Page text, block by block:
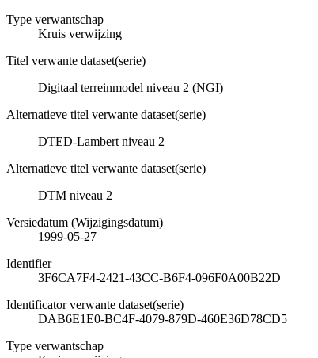
Type verwantschap
Kruis verwijzing
Titel verwante dataset(serie)
Digitaal terreinmodel niveau 2 (NGI)
Alternatieve titel verwante dataset(serie)
DTED-Lambert niveau 2
Alternatieve titel verwante dataset(serie)
DTM niveau 2
Versiedatum (Wijzigingsdatum)
1999-05-27
Identifier
3F6CA7F4-2421-43CC-B6F4-096F0A00B22D
Identificator verwante dataset(serie)
DAB6E1E0-BC4F-4079-879D-460E36D78CD5
Type verwantschap